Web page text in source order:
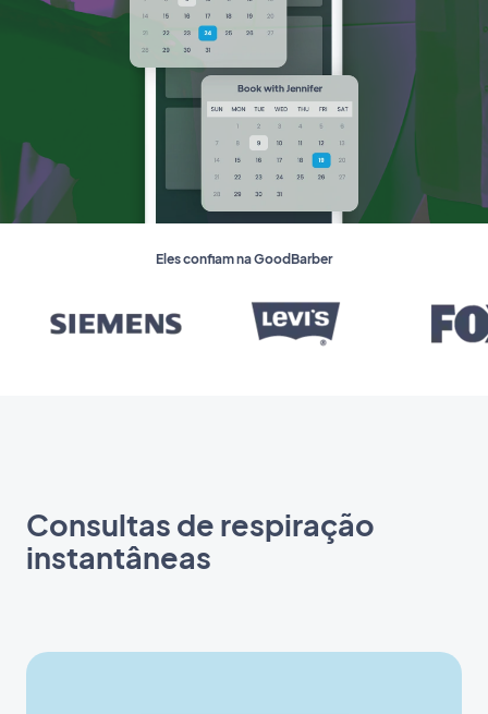
Eles confiam na GoodBarber
Consultas de respiração
instantâneas